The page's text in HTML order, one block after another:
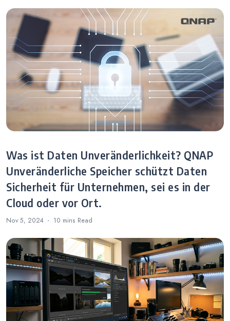
Was ist Daten Unveränderlichkeit? QNAP
Unveränderliche Speicher schützt Daten
Sicherheit für Unternehmen, sei es in der
Cloud oder vor Ort.
Nov 5, 2024 10 mins Read